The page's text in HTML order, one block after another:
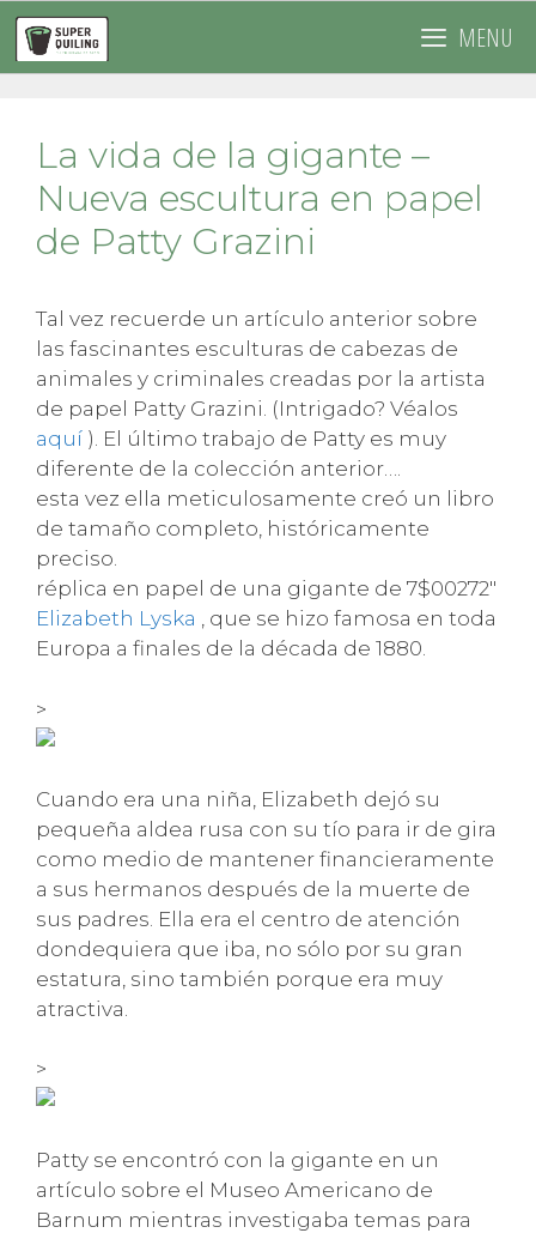
Saltar
contenido
MENU
La vida de la gigante –
Nueva escultura en papel
de Patty Grazini
Tal vez recuerde un artículo anterior sobre
las fascinantes esculturas de cabezas de
animales y criminales creadas por la artista
de papel Patty Grazini. (Intrigado? Véalos
aquí ). El último trabajo de Patty es muy
diferente de la colección anterior….
esta vez ella meticulosamente creó un libro
de tamaño completo, históricamente
preciso.
réplica en papel de una gigante de 7$00272″
Elizabeth Lyska , que se hizo famosa en toda
Europa a finales de la década de 1880.
>
Cuando era una niña, Elizabeth dejó su
pequeña aldea rusa con su tío para ir de gira
como medio de mantener financieramente
a sus hermanos después de la muerte de
sus padres. Ella era el centro de atención
dondequiera que iba, no sólo por su gran
estatura, sino también porque era muy
atractiva.
>
Patty se encontró con la gigante en un
artículo sobre el Museo Americano de
Barnum mientras investigaba temas para